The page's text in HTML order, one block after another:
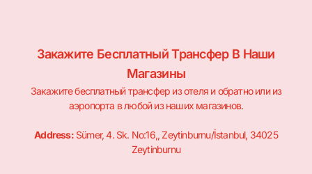
Закажите Бесплатный Трансфер В Наши
Магазины
Закажите бесплатный трансфер из отеля и обратно или из
аэропорта в любой из наших магазинов.
Address:Sümer, 4. Sk. No:16,, Zeytinburnu/İstanbul, 34025
Zeytinburnu